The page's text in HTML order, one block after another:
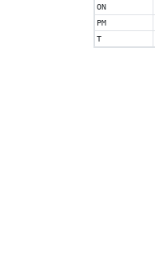
ON
PM
T